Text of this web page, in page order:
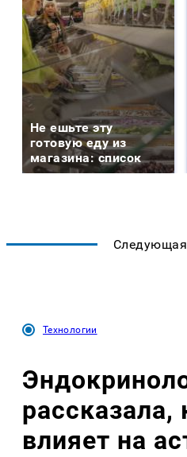
Не ешьте эту
готовую еду из
магазина: список
Следующая
Технологии
рассказала,
влияет на